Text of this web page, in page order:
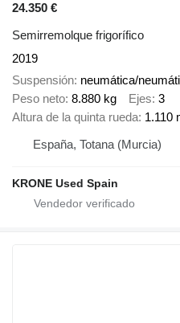
24.350 €
Semirremolque frigorífico
2019
Suspensión neumática/
Peso neto 8.880 kg Ejes 3
Altura de la quinta rueda 1.110
España, Totana (Murcia)
KRONE Used Spain